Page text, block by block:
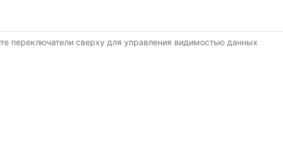
переключатели сверху для управления видимостью данных